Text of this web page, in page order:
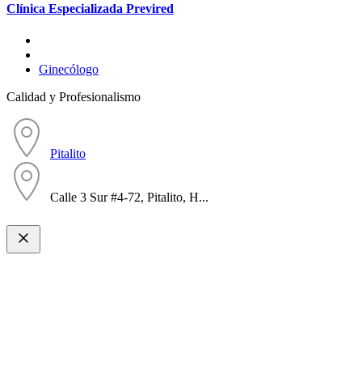
Clínica Especializada Previred
Ginecólogo
Calidad y Profesionalismo
Pitalito
Calle 3 Sur #4-72, Pitalito, H...